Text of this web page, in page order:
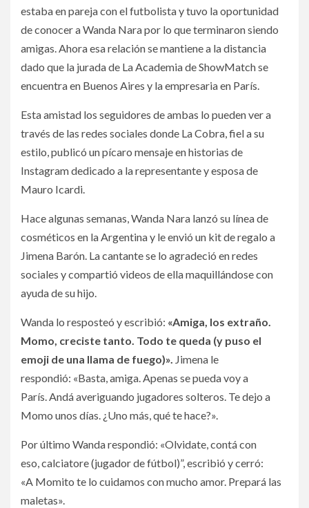
estaba en pareja con el futbolista y tuvo la oportunidad
de conocer a Wanda Nara por lo que terminaron siendo
amigas. Ahora esa relación se mantiene a la distancia
dado que la jurada de La Academia de ShowMatch se
encuentra en Buenos Aires y la empresaria en París.
Esta amistad los seguidores de ambas lo pueden ver a
través de las redes sociales donde La Cobra, fiel a su
estilo, publicó un pícaro mensaje en historias de
Instagram dedicado a la representante y esposa de
Mauro Icardi.
Hace algunas semanas, Wanda Nara lanzó su línea de
cosméticos en la Argentina y le envió un kit de regalo a
Jimena Barón. La cantante se lo agradeció en redes
sociales y compartió videos de ella maquillándose con
ayuda de su hijo.
Wanda lo resposteó y escribió: «Amiga, los extraño.
Momo, creciste tanto. Todo te queda (y puso el
emoji de una llama de fuego)». Jimena le
respondió: «Basta, amiga. Apenas se pueda voy a
París. Andá averiguando jugadores solteros. Te dejo a
Momo unos días. ¿Uno más, qué te hace?».
Por último Wanda respondió: «Olvidate, contá con
eso, calciatore (jugador de fútbol)”, escribió y cerró:
«A Momito te lo cuidamos con mucho amor. Prepará las
maletas».